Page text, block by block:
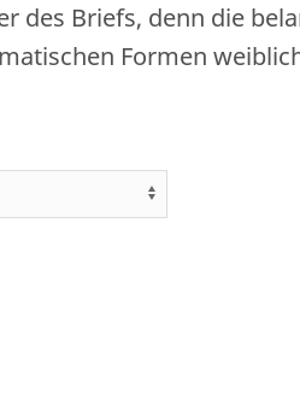
des Briefs, denn die
Formen